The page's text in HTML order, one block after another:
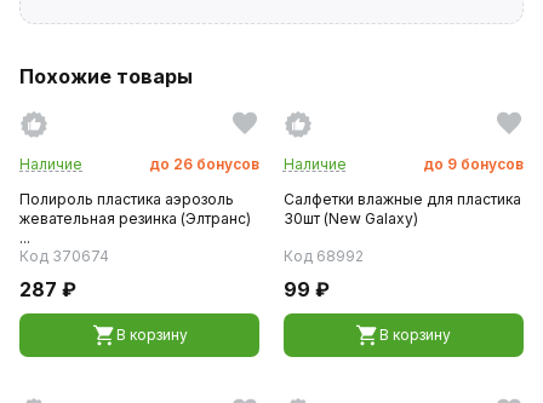
Похожие товары
Наличие до 26 бонусов
Полироль пластика аэрозоль
жевательная резинка (Элтранс)
...
Код 370674
287 ₽
В корзину
Наличие до 9 бонусов
Салфетки влажные для пластика
30шт (New Galaxy)
Код 68992
99 ₽
В корзину